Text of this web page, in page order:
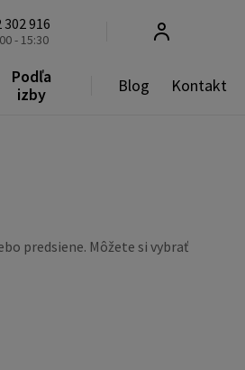
302 916
- 15:30
Podľa
izby
Blog Kontakt
predsiene. Môžete si vybrať